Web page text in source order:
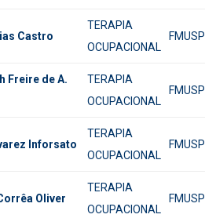
Castro
TERAPIA
OCUPACIONAL
FMUSP
Freire de A.
TERAPIA
OCUPACIONAL
FMUSP
Inforsato
TERAPIA
OCUPACIONAL
FMUSP
Oliver
TERAPIA
OCUPACIONAL
FMUSP